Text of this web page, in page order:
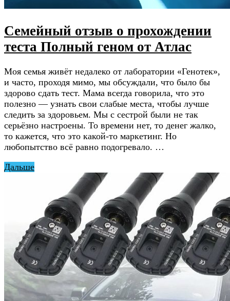
Семейный отзыв о прохождении
теста Полный геном от Атлас
Моя семья живёт недалеко от лаборатории «Генотек»,
и часто, проходя мимо, мы обсуждали, что было бы
здорово сдать тест. Мама всегда говорила, что это
полезно — узнать свои слабые места, чтобы лучше
следить за здоровьем. Мы с сестрой были не так
серьёзно настроены. То времени нет, то денег жалко,
то кажется, что это какой-то маркетинг. Но
любопытство всё равно подогревало. …
Дальше